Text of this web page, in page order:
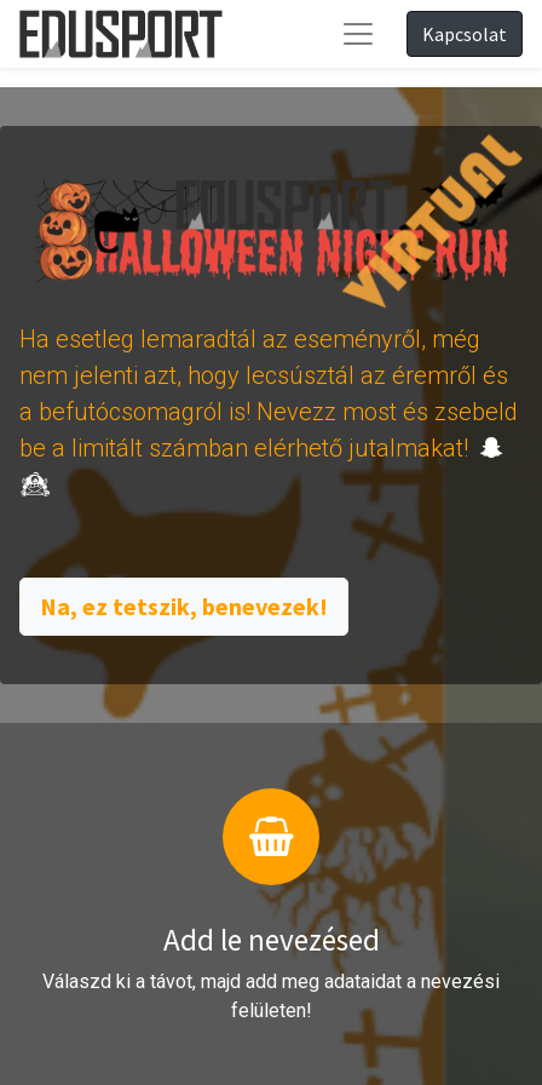
Kapcsolat
Ha esetleg lemaradtál az eseményről, még
nem jelenti azt, hogy lecsúsztál az éremről és
a befutócsomagról is! Nevezz most és zsebeld
be a limitált számban elérhető jutalmakat!
Na, ez tetszik, benevezek!
Add le nevezésed
Válaszd ki a távot, majd add meg adataidat a nevezési
felületen!